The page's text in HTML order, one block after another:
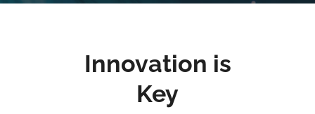
Innovation is
Key